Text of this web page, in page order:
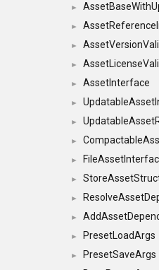
►
►
►
►
► AssetInterface
►
►
►
►
►
►
►
► PresetLoadArgs
►
PresetSaveArgs